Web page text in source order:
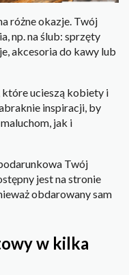
różne okazje. Twój
np. na ślub: sprzęty
akcesoria do kawy lub
które ucieszą kobiety i
inspiracji, by
jak i
Twój
jest na stronie
obdarowany sam
w kilka